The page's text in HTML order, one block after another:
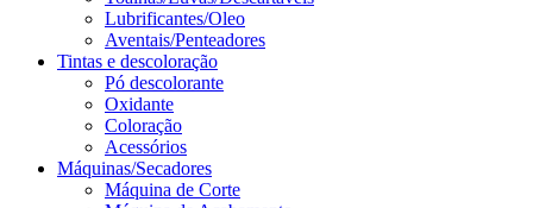
Lubrificantes/Oleo
Aventais/Penteadores
Tintas e descoloração
Pó descolorante
Oxidante
Coloração
Acessórios
Máquinas/Secadores
Máquina de Corte